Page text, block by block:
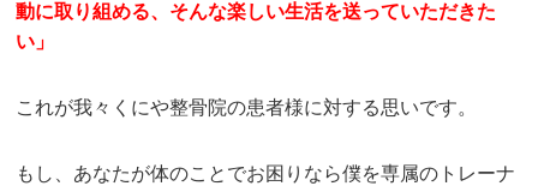
動に取り組める、そんな楽しい生活を送っていただきた
い」
これが我々くにや整骨院の患者様に対する思いです。
もし、あなたが体のことでお困りなら僕を専属のトレーナ